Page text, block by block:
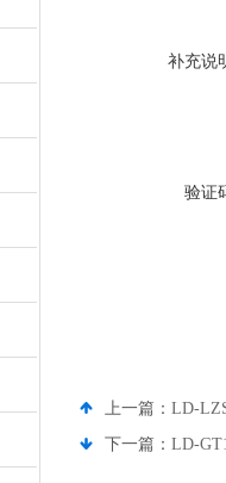
补充说
验证
上一篇： LD-
下一篇： LD-